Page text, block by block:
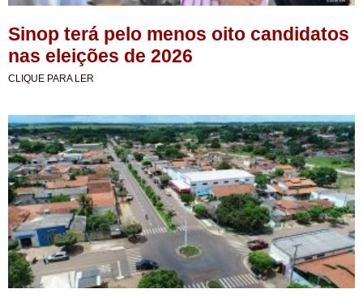
Sinop terá pelo menos oito candidatos
nas eleições de 2026
CLIQUE PARA LER